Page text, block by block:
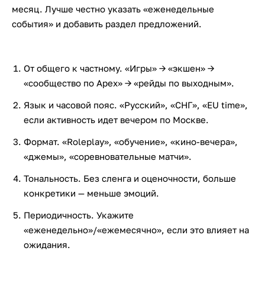
месяц. Лучше честно указать «еженедельные
события» и добавить раздел предложений.
От общего к частному. «Игры» → «экшен» →
«сообщество по Apex» → «рейды по выходным».
Язык и часовой пояс. «Русский», «СНГ», «EU time»,
если активность идет вечером по Москве.
Формат. «Roleplay», «обучение», «кино-вечера»,
«джемы», «соревновательные матчи».
Тональность. Без сленга и оценочности, больше
конкретики — меньше эмоций.
Периодичность. Укажите
«еженедельно»/«ежемесячно», если это влияет на
ожидания.